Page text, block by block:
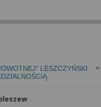
LESZCZYŃSKI